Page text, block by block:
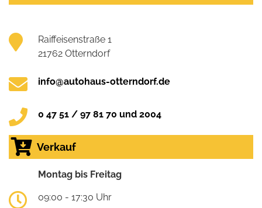
Raiffeisenstraße 1
21762 Otterndorf
info@autohaus-otterndorf.de
0 47 51 / 97 81 70 und 2004
Verkauf
Montag bis Freitag
09:00 - 17:30 Uhr